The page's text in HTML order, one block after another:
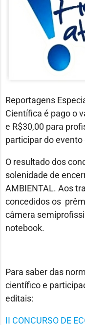
Reportagens
Científica é pago o
e R$30,00 para
participar do
O resultado dos
solenidade de
AMBIENTAL. Aos
concedidos os
câmera
notebook.
Para saber das
científico e
editais:
II CONCURSO DE